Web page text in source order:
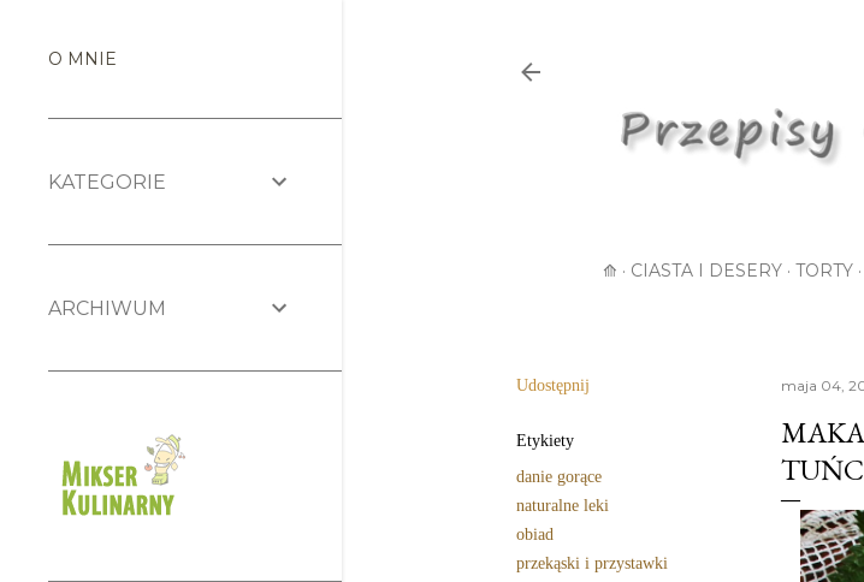
⟰ CIASTA I DESERY TORTY
Udostępnij
Etykiety
danie gorące
naturalne leki
obiad
przekąski i przystawki
maja 04,
O MNIE
KATEGORIE
ARCHIWUM